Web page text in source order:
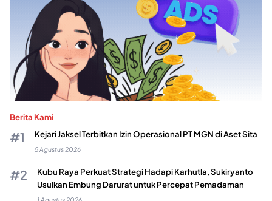
Berita Kami
Kejari Jaksel Terbitkan Izin Operasional PT MGN di Aset Sita
5 Agustus 2026
Kubu Raya Perkuat Strategi Hadapi Karhutla, Sukiryanto
Usulkan Embung Darurat untuk Percepat Pemadaman
1 Agustus 2026